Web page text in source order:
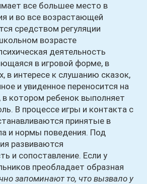
все большее место в
и во все возрастающей
средством регуляции
возрасте
деятельность
в игровой форме, в
в интересе к слушанию сказок,
и увиденное переносится на
в котором ребенок выполняет
В процессе игры и контакта с
принятые в
и нормы поведения. Под
развиваются
и сопоставление. Если у
преобладает образная
запоминают то, что вызвало у